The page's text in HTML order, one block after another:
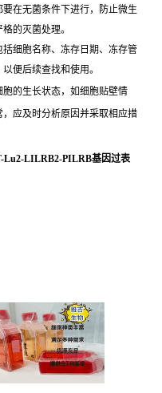
在无菌条件下进行，防止微生
的灭菌处理。
细胞名称、冻存日期、冻存管
便后续查找和使用。
的生长状态，如细胞贴壁情
应及时分析原因并采取相应措
Lu2-LILRB2-PILRB基因过表